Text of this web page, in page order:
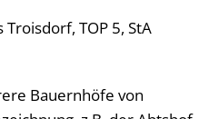
TOP 5, StA
Bauernhöfe von